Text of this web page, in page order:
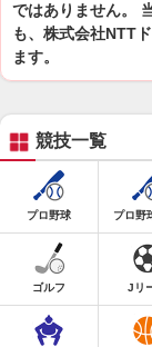
ではありません。
も、株式会社NTT
ます。
競技一覧
プロ野球 プロ野
ゴルフ Jリ